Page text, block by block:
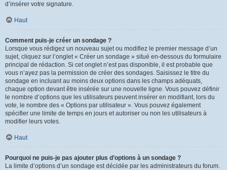
d’insérer votre signature.
Haut
Comment puis-je créer un sondage ?
Lorsque vous rédigez un nouveau sujet ou modifiez le premier message d’un
sujet, cliquez sur l’onglet « Créer un sondage » situé en-dessous du formulaire
principal de rédaction. Si cet onglet n’est pas disponible, il est probable que
vous n’ayez pas la permission de créer des sondages. Saisissez le titre du
sondage en incluant au moins deux options dans les champs adéquats,
chaque option devant être insérée sur une nouvelle ligne. Vous pouvez définir
le nombre d’options que les utilisateurs peuvent insérer en modifiant, lors du
vote, le nombre des « Options par utilisateur ». Vous pouvez également
spécifier une limite de temps en jours et autoriser ou non les utilisateurs à
modifier leurs votes.
Haut
Pourquoi ne puis-je pas ajouter plus d’options à un sondage ?
La limite d’options d’un sondage est décidée par les administrateurs du forum.